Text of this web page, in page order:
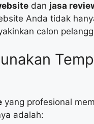
dan jasa
Anda tidak
calon
yang profesional
adalah: